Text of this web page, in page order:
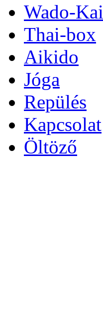
Wado-Kai
Thai-box
Aikido
Jóga
Repülés
Kapcsolat
Öltöző